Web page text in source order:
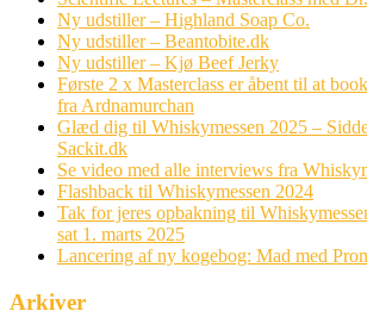
Ny udstiller – Highland Soap Co.
Ny udstiller – Beantobite.dk
Ny udstiller – Kjø Beef Jerky
Første 2 x Masterclass er åbent til at
fra Ardnamurchan
Glæd dig til Whiskymessen 2025 –
Sackit.dk
Se video med alle interviews fra
Flashback til Whiskymessen 2024
Tak for jeres opbakning til
sat 1. marts 2025
Lancering af ny kogebog: Mad med
Arkiver